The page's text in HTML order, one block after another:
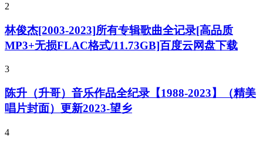
2
林俊杰[2003-2023]所有专辑歌曲全记录[高品质
MP3+无损FLAC格式/11.73GB]百度云网盘下载
3
陈升（升哥）音乐作品全纪录【1988-2023】（精美
唱片封面）更新2023-望乡
4